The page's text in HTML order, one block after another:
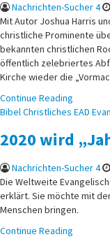
Nachrichten-Sucher 4
Mit Autor Joshua Harris
christliche Prominente
bekannten christlichen
öffentlich zelebriertes
Kirche wieder die
Continue Reading
Posted
BibelChristliches EAD
2020 wird
Nachrichten-Sucher 4
Die Weltweite
erklärt. Sie möchte mit
Menschen bringen.
Continue Reading